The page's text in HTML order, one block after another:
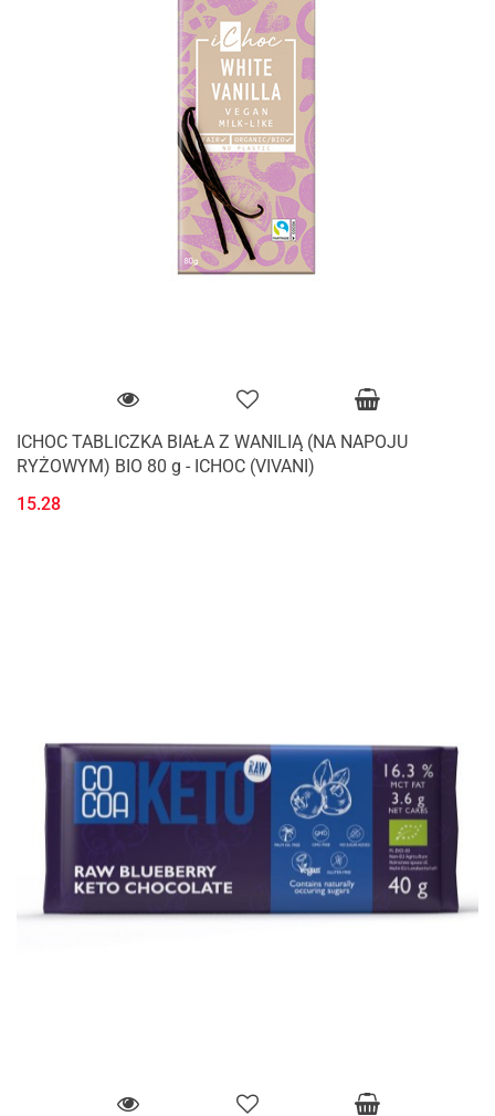
ICHOC TABLICZKA BIAŁA Z WANILIĄ (NA NAPOJU
RYŻOWYM) BIO 80 g - ICHOC (VIVANI)
15.28